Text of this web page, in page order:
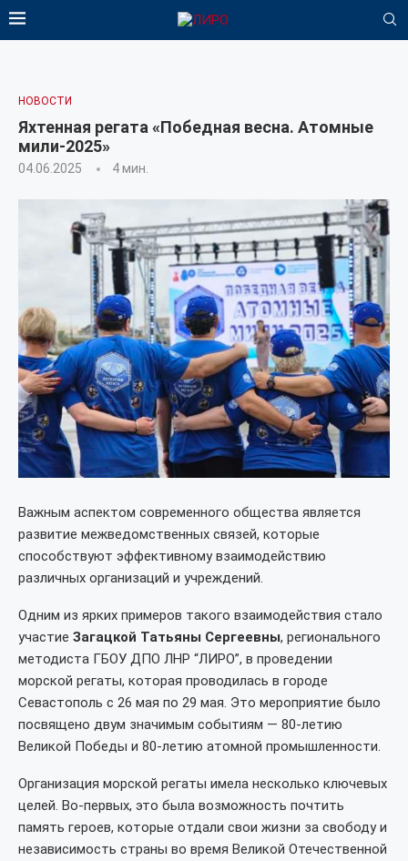
НОВОСТИ
Яхтенная регата «Победная весна. Атомные
мили-2025»
04.06.2025 4 мин.
Важным аспектом современного общества является
развитие межведомственных связей, которые
способствуют эффективному взаимодействию
различных организаций и учреждений.
Одним из ярких примеров такого взаимодействия стало
участие Загацкой Татьяны Сергеевны, регионального
методиста ГБОУ ДПО ЛНР “ЛИРО”, в проведении
морской регаты, которая проводилась в городе
Севастополь с 26 мая по 29 мая. Это мероприятие было
посвящено двум значимым событиям — 80-летию
Великой Победы и 80-летию атомной промышленности.
Организация морской регаты имела несколько ключевых
целей. Во-первых, это была возможность почтить
память героев, которые отдали свои жизни за свободу и
независимость страны во время Великой Отечественной